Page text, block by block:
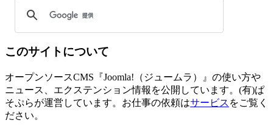
このサイトについて
オープンソースCMS『Joomla!（ジュームラ）』の使い方や
ニュース、エクステンション情報を公開しています。(有)ぱ
そぷらが運営しています。お仕事の依頼はサービス をご覧く
ださい。